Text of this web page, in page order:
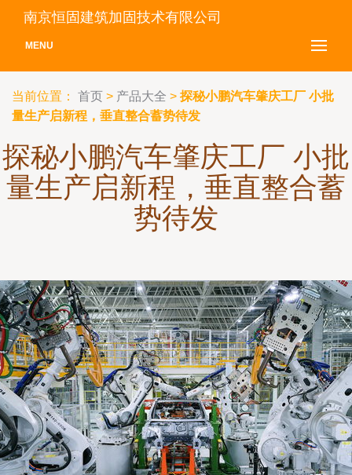
南京恒固建筑加固技术有限公司
MENU
当前位置： 首页 > 产品大全 > 探秘小鹏汽车肇庆工厂 小批
量生产启新程，垂直整合蓄势待发
探秘小鹏汽车肇庆工厂 小批
量生产启新程，垂直整合蓄
势待发